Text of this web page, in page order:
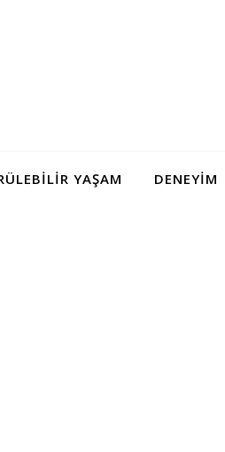
YAŞAM DENEYIM